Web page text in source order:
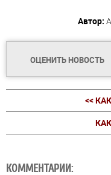
Автор:
ОЦЕНИТЬ НОВОСТЬ
<<
КОММЕНТАРИИ: